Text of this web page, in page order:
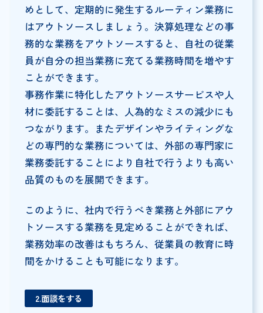
めとして、定期的に発生するルーティン業務に
はアウトソースしましょう。決算処理などの事
務的な業務をアウトソースすると、自社の従業
員が自分の担当業務に充てる業務時間を増やす
ことができます。
事務作業に特化したアウトソースサービスや人
材に委託することは、人為的なミスの減少にも
つながります。またデザインやライティングな
どの専門的な業務については、外部の専門家に
業務委託することにより自社で行うよりも高い
品質のものを展開できます。
このように、社内で行うべき業務と外部にアウ
トソースする業務を見定めることができれば、
業務効率の改善はもちろん、従業員の教育に時
間をかけることも可能になります。
2.面談をする